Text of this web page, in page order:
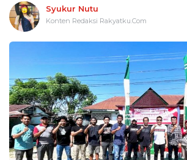
Syukur Nutu
Konten Redaksi Rakyatku.Com